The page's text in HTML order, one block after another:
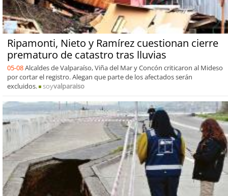
Ripamonti, Nieto y Ramírez cuestionan cierre
prematuro de catastro tras lluvias
05-08Alcaldes de Valparaíso, Viña del Mar y Concón criticaron al Mideso
por cortar el registro. Alegan que parte de los afectados serán
excluidos.
soyvalparaiso